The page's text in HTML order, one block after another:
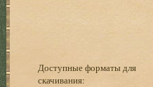
Доступные форматы для
скачивания: